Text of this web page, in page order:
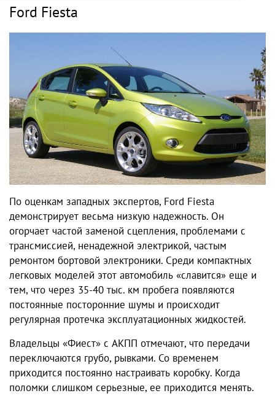
Ford Fiesta
По оценкам западных экспертов, Ford Fiesta
демонстрирует весьма низкую надежность. Он
огорчает частой заменой сцепления, проблемами с
трансмиссией, ненадежной электрикой, частым
ремонтом бортовой электроники. Среди компактных
легковых моделей этот автомобиль «славится» еще и
тем, что через 35-40 тыс. км пробега появляются
постоянные посторонние шумы и происходит
регулярная протечка эксплуатационных жидкостей.
Владельцы «Фиест» с АКПП отмечают, что передачи
переключаются грубо, рывками. Со временем
приходится постоянно настраивать коробку. Когда
поломки слишком серьезные, ее приходится менять.